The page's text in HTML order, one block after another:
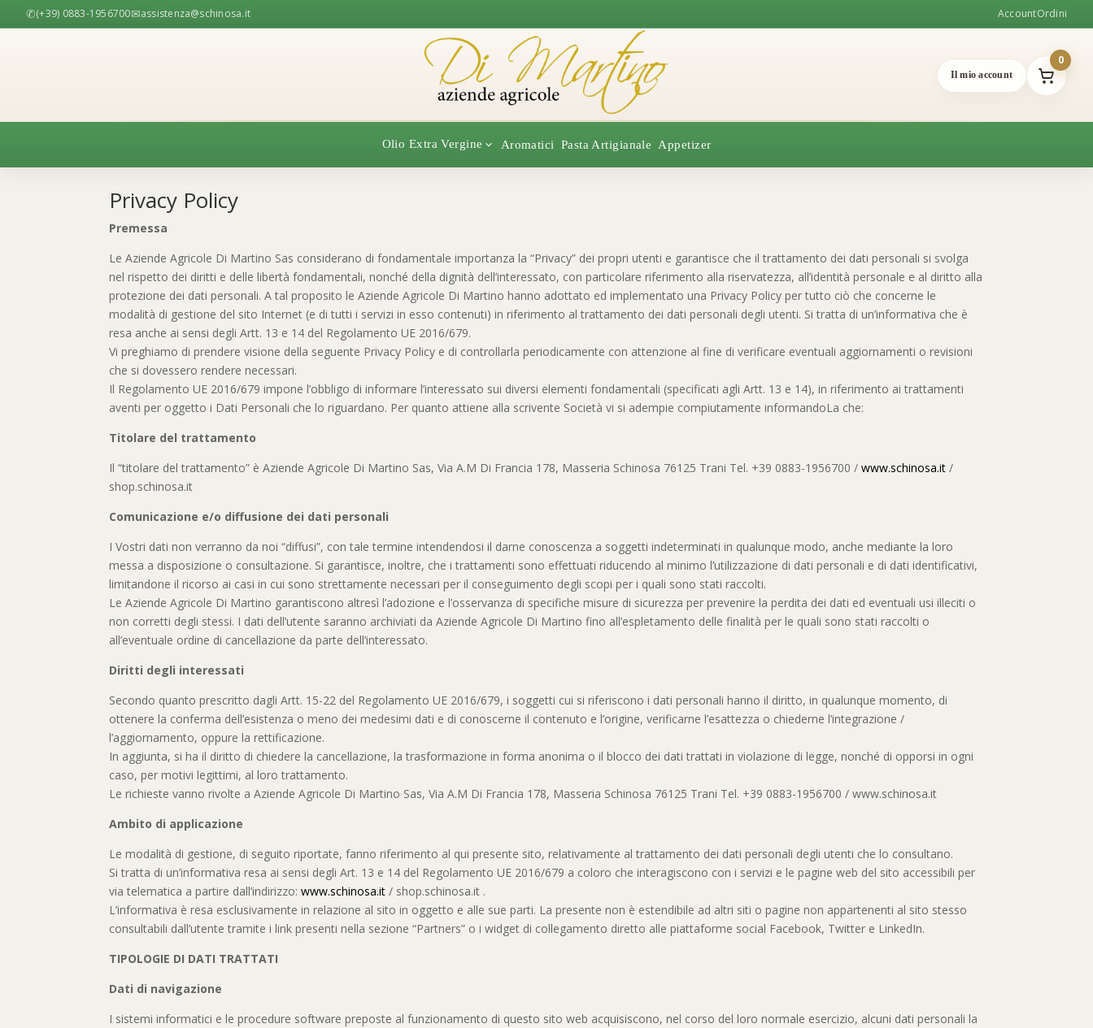
✆(+39) 0883-1956700✉assistenza@schinosa.it AccountOrdini
Il mio account
0
Olio Extra Vergine
Varietà Peranzana
Stellare
Aromatici Pasta Artigianale Appetizer
Privacy Policy
Premessa
Le Aziende Agricole Di Martino Sas considerano di fondamentale importanza la “Privacy” dei propri utenti e garantisce che il trattamento dei dati personali si svolga
nel rispetto dei diritti e delle libertà fondamentali, nonché della dignità dell’interessato, con particolare riferimento alla riservatezza, all’identità personale e al diritto alla
protezione dei dati personali. A tal proposito le Aziende Agricole Di Martino hanno adottato ed implementato una Privacy Policy per tutto ciò che concerne le
modalità di gestione del sito Internet (e di tutti i servizi in esso contenuti) in riferimento al trattamento dei dati personali degli utenti. Si tratta di un’informativa che è
resa anche ai sensi degli Artt. 13 e 14 del Regolamento UE 2016/679.
Vi preghiamo di prendere visione della seguente Privacy Policy e di controllarla periodicamente con attenzione al fine di verificare eventuali aggiornamenti o revisioni
che si dovessero rendere necessari.
Il Regolamento UE 2016/679 impone l’obbligo di informare l’interessato sui diversi elementi fondamentali (specificati agli Artt. 13 e 14), in riferimento ai trattamenti
aventi per oggetto i Dati Personali che lo riguardano. Per quanto attiene alla scrivente Società vi si adempie compiutamente informandoLa che:
Titolare del trattamento
Il “titolare del trattamento” è Aziende Agricole Di Martino Sas, Via A.M Di Francia 178, Masseria Schinosa 76125 Trani Tel. +39 0883-1956700 /www.schinosa.it /
shop.schinosa.it
Comunicazione e/o diffusione dei dati personali
I Vostri dati non verranno da noi “diffusi”, con tale termine intendendosi il darne conoscenza a soggetti indeterminati in qualunque modo, anche mediante la loro
messa a disposizione o consultazione. Si garantisce, inoltre, che i trattamenti sono effettuati riducendo al minimo l’utilizzazione di dati personali e di dati identificativi,
limitandone il ricorso ai casi in cui sono strettamente necessari per il conseguimento degli scopi per i quali sono stati raccolti.
Le Aziende Agricole Di Martino garantiscono altresì l’adozione e l’osservanza di specifiche misure di sicurezza per prevenire la perdita dei dati ed eventuali usi illeciti o
non corretti degli stessi. I dati dell’utente saranno archiviati da Aziende Agricole Di Martino fino all’espletamento delle finalità per le quali sono stati raccolti o
all’eventuale ordine di cancellazione da parte dell’interessato.
Diritti degli interessati
Secondo quanto prescritto dagli Artt. 15-22 del Regolamento UE 2016/679, i soggetti cui si riferiscono i dati personali hanno il diritto, in qualunque momento, di
ottenere la conferma dell’esistenza o meno dei medesimi dati e di conoscerne il contenuto e l’origine, verificarne l’esattezza o chiederne l’integrazione /
l’aggiornamento, oppure la rettificazione.
In aggiunta, si ha il diritto di chiedere la cancellazione, la trasformazione in forma anonima o il blocco dei dati trattati in violazione di legge, nonché di opporsi in ogni
caso, per motivi legittimi, al loro trattamento.
Le richieste vanno rivolte a Aziende Agricole Di Martino Sas, Via A.M Di Francia 178, Masseria Schinosa 76125 Trani Tel. +39 0883-1956700 / www.schinosa.it
Ambito di applicazione
Le modalità di gestione, di seguito riportate, fanno riferimento al qui presente sito, relativamente al trattamento dei dati personali degli utenti che lo consultano.
Si tratta di un’informativa resa ai sensi degli Art. 13 e 14 del Regolamento UE 2016/679 a coloro che interagiscono con i servizi e le pagine web del sito accessibili per
via telematica a partire dall’indirizzo:www.schinosa.it / shop.schinosa.it .
L’informativa è resa esclusivamente in relazione al sito in oggetto e alle sue parti. La presente non è estendibile ad altri siti o pagine non appartenenti al sito stesso
consultabili dall’utente tramite i link presenti nella sezione “Partners” o i widget di collegamento diretto alle piattaforme social Facebook, Twitter e LinkedIn.
TIPOLOGIE DI DATI TRATTATI
Dati di navigazione
I sistemi informatici e le procedure software preposte al funzionamento di questo sito web acquisiscono, nel corso del loro normale esercizio, alcuni dati personali la